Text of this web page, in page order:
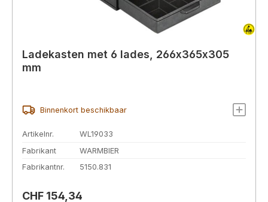
Ladekasten met 6 lades, 266x365x305
mm
Binnenkort beschikbaar
Artikelnr.
WL19033
Fabrikant
WARMBIER
Fabrikantnr.
5150.831
Normale prijs:
CHF 154,34